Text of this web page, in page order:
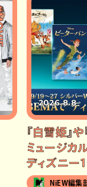
2026.8.8
『白雪姫』
ミュージカル
ディズニー
NiEW編集